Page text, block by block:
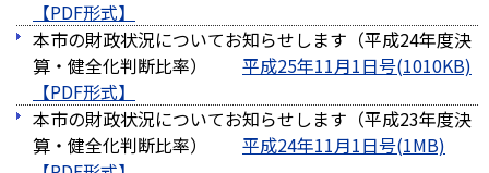
本市の財政状況についてお知らせします（平成24年度決
算・健全化判断比率） 平成25年11月1日号(1010KB)
本市の財政状況についてお知らせします（平成23年度決
算・健全化判断比率） 平成24年11月1日号(1MB)